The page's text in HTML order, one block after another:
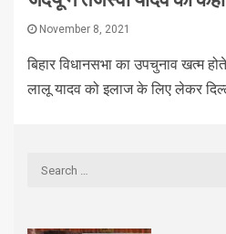
November 8, 2021
बिहार विधानसभा का उपचुनाव खत्‍म
लालू यादव को इलाज के लिए लेकर